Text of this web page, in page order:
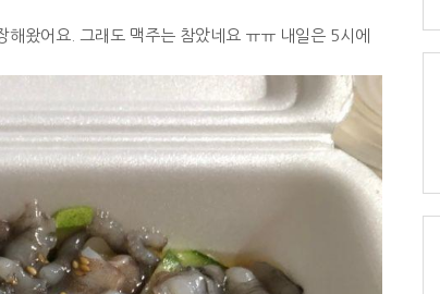
왔어요. 그래도 맥주는 참았네요 ㅠㅠ 내일은 5시에